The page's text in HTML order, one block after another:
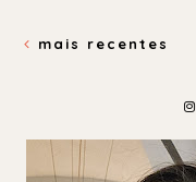
mais recentes